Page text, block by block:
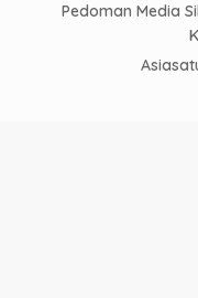
Pedoman Media